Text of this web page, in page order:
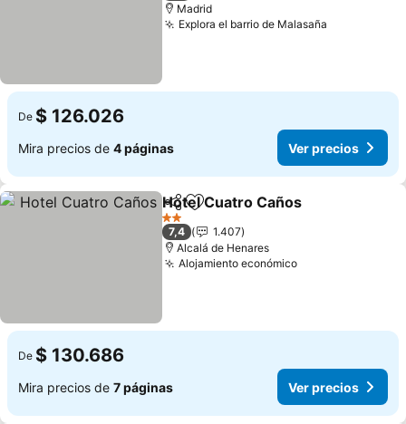
Madrid
Explora el barrio de Malasaña
De $ 126.026
Mira precios de 4 páginas Ver precios
CompartirAgregar a favoritos
Hotel Cuatro Caños
2 Estrellas
7,4
1.407
Alcalá de Henares
Alojamiento económico
De $ 130.686
Mira precios de 7 páginas Ver precios